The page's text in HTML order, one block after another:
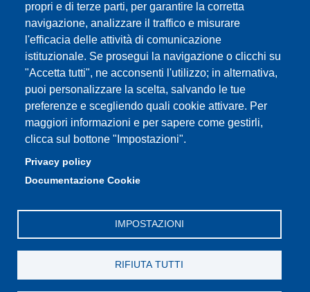
propri e di terze parti, per garantire la corretta
navigazione, analizzare il traffico e misurare
l'efficacia delle attività di comunicazione
istituzionale. Se prosegui la navigazione o clicchi su
"Accetta tutti", ne acconsenti l'utilizzo; in alternativa,
puoi personalizzare la scelta, salvando le tue
preferenze e scegliendo quali cookie attivare. Per
maggiori informazioni e per sapere come gestirli,
clicca sul bottone "Impostazioni".
Privacy policy
Documentazione Cookie
IMPOSTAZIONI
RIFIUTA TUTTI
Assicurazione qualità
Partita IVA: 00427620364
Dipartimento di Educazione e Scienze Umane
Sede: Viale Timavo 93 - 42121 Reggio nell'Emilia
Area Didattica: didattica.desu@unimore.it
Segreteria: segreteria.educazione@unimore.it
Telefono: 0522/523611 (portineria)